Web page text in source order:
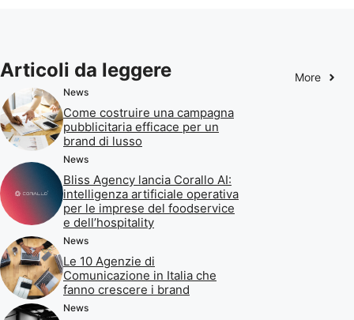
Articoli da leggere More
News
Come costruire una campagna
pubblicitaria efficace per un
brand di lusso
News
Bliss Agency lancia Corallo AI:
intelligenza artificiale operativa
per le imprese del foodservice
e dell’hospitality
News
Le 10 Agenzie di
Comunicazione in Italia che
fanno crescere i brand
News